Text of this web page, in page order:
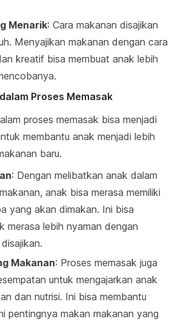
Menarik: Cara makanan disajikan
Menyajikan makanan dengan cara
kreatif bisa membuat anak lebih
Proses Memasak
proses memasak bisa menjadi
membantu anak menjadi lebih
baru.
: Dengan melibatkan anak dalam
anak bisa merasa memiliki
yang akan dimakan. Ini bisa
merasa lebih nyaman dengan
Makanan: Proses memasak juga
untuk mengajarkan anak
dan nutrisi. Ini bisa membantu
pentingnya makan makanan yang